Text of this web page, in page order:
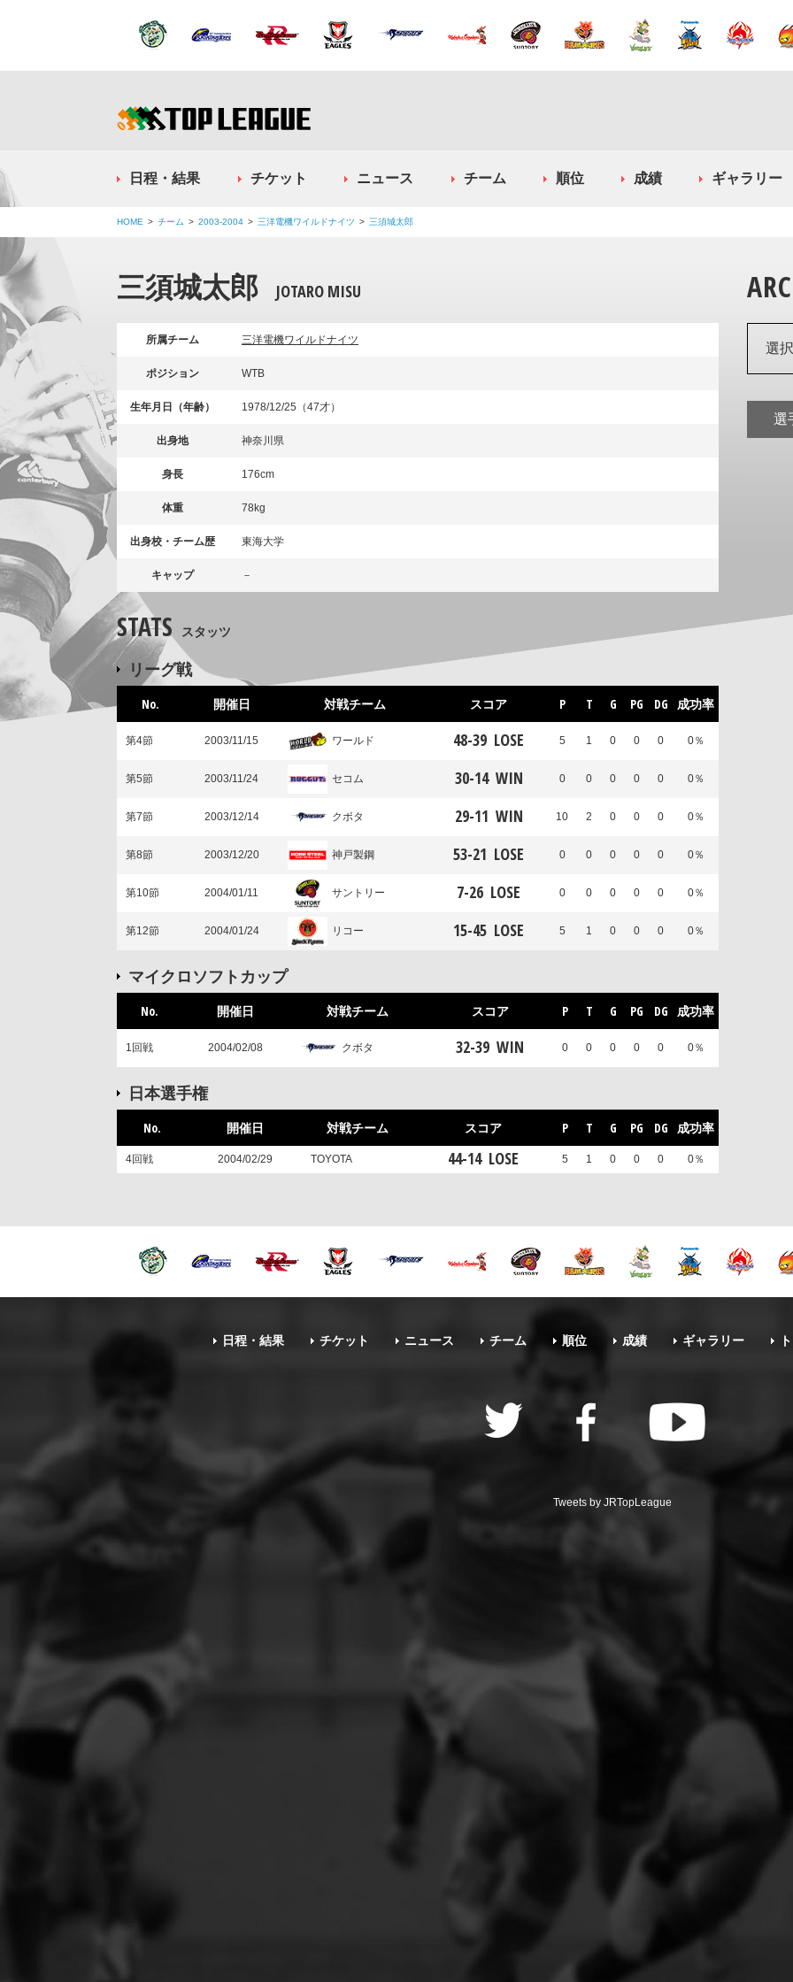
日程・結果 チケット ニュース チーム 順位 成績 ギャラリー
HOME チーム 2003-2004 三洋電機ワイルドナイツ 三須城太郎
三須城太郎 JOTARO MISU
所属チーム 三洋電機ワイルドナイツ
ポジション WTB
生年月日（年齢） 1978/12/25（47才）
出身地 神奈川県
身長 176cm
体重 78kg
出身校・チーム歴 東海大学
キャップ －
STATS スタッツ
リーグ戦
No. 開催日 対戦チーム スコア P T G PG DG 成功率
第4節 2003/11/15 ワールド 48-39 LOSE 5 1 0 0 0 0％
第5節 2003/11/24 セコム 30-14 WIN 0 0 0 0 0 0％
第7節 2003/12/14 クボタ 29-11 WIN 10 2 0 0 0 0％
第8節 2003/12/20 神戸製鋼 53-21 LOSE 0 0 0 0 0 0％
第10節 2004/01/11 サントリー 7-26 LOSE 0 0 0 0 0 0％
第12節 2004/01/24 リコー 15-45 LOSE 5 1 0 0 0 0％
マイクロソフトカップ
No. 開催日 対戦チーム スコア P T G PG DG 成功率
1回戦 2004/02/08 クボタ 32-39 WIN 0 0 0 0 0 0％
日本選手権
No. 開催日 対戦チーム スコア P T G PG DG 成功率
4回戦 2004/02/29 TOYOTA 44-14 LOSE 5 1 0 0 0 0％
選
選
日程・結果 チケット ニュース チーム 順位 成績 ギャラリー
Tweets by JRTopLeague